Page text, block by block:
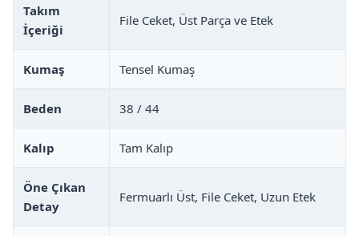
Takım
İçeriği
File Ceket, Üst Parça ve Etek
Kumaş Tensel Kumaş
Beden 38 / 44
Kalıp Tam Kalıp
Öne Çıkan
Detay
Fermuarlı Üst, File Ceket, Uzun Etek